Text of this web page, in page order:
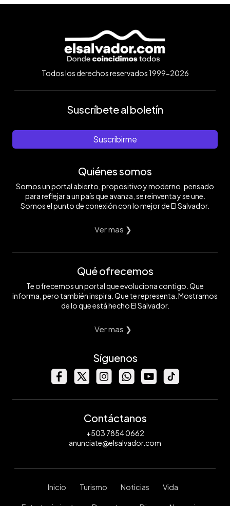
Todos los derechos reservados 1999-2026
Suscríbete al boletín
Suscribirme
Quiénes somos
Somos un portal abierto, propositivo y moderno, pensado
para reflejar a un país que avanza, se reinventa y se une.
Somos el punto de conexión con lo mejor de El Salvador.
Ver mas ❯
Qué ofrecemos
Te ofrecemos un portal que evoluciona contigo. Que
informa, pero también inspira. Que te representa. Mostramos
de lo que está hecho El Salvador.
Ver mas ❯
Síguenos
Contáctanos
+503 7854 0662
anunciate@elsalvador.com
Inicio Turismo Noticias Vida